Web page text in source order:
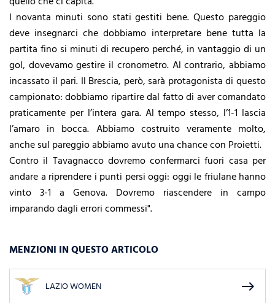
I novanta minuti sono stati gestiti bene. Questo pareggio
deve insegnarci che dobbiamo interpretare bene tutta la
partita fino si minuti di recupero perché, in vantaggio di un
gol, dovevamo gestire il cronometro. Al contrario, abbiamo
incassato il pari. Il Brescia, però, sarà protagonista di questo
campionato: dobbiamo ripartire dal fatto di aver comandato
praticamente per l’intera gara. Al tempo stesso, l’1-1 lascia
l’amaro in bocca. Abbiamo costruito veramente molto,
anche sul pareggio abbiamo avuto una chance con Proietti.
Contro il Tavagnacco dovremo confermarci fuori casa per
andare a riprendere i punti persi oggi: oggi le friulane hanno
vinto 3-1 a Genova. Dovremo riascendere in campo
imparando dagli errori commessi".
MENZIONI IN QUESTO ARTICOLO
LAZIO WOMEN east